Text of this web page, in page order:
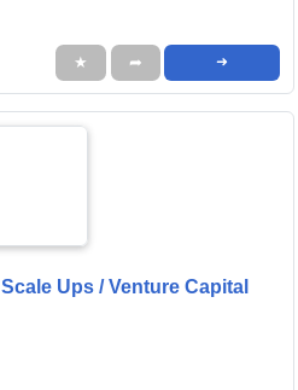
★ ➦ ➜
Ups / Venture Capital